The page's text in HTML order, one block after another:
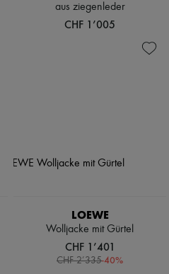
aus ziegenleder
CHF 1’005
LOEWE
Wolljacke mit Gürtel
CHF 1’401
CHF 2’335-40%